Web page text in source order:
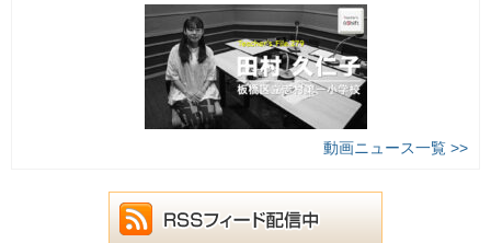
動画ニュース一覧 >>